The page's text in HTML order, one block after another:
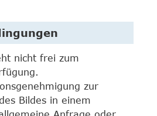
nicht frei zum
zur
Bildes in einem